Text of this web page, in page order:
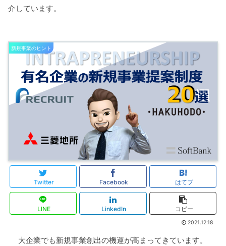
介しています。
新規事業のヒント
Twitter Facebook はてブ
LINE LinkedIn コピー
2021.12.18
大企業でも新規事業創出の機運が高まってきています。